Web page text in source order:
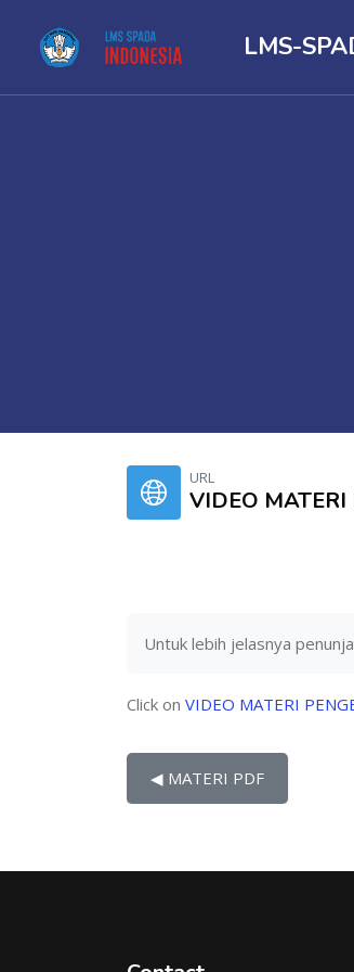
LMS-
URL
VIDEO
Untuk lebih jelasnya
Click on VIDEO MATERI
◀︎ MATERI PDF